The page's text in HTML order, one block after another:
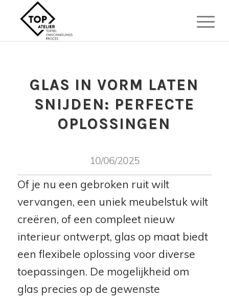
GLAS IN VORM LATEN
SNIJDEN: PERFECTE
OPLOSSINGEN
10/06/2025
Of je nu een gebroken ruit wilt
vervangen, een uniek meubelstuk wilt
creëren, of een compleet nieuw
interieur ontwerpt, glas op maat biedt
een flexibele oplossing voor diverse
toepassingen. De mogelijkheid om
glas precies op de gewenste